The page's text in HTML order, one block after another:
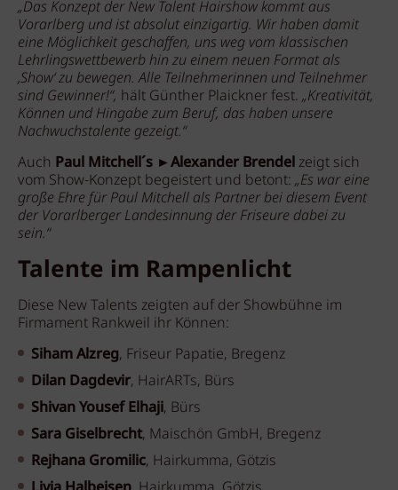
„Das Konzept der New Talent Hairshow kommt aus
Vorarlberg und ist absolut einzigartig. Wir haben damit
eine Möglichkeit geschaffen, uns weg vom klassischen
Lehrlingswettbewerb hin zu einem neuen Format als
‚Show‘ zu bewegen. Alle Teilnehmerinnen und Teilnehmer
sind Gewinner!“, hält Günther Plaickner fest.„Kreativität,
Können und Hingabe zum Beruf, das haben unsere
Nachwuchstalente gezeigt.“
Auch Paul Mitchell´s ►Alexander Brendel zeigt sich
vom Show-Konzept begeistert und betont:„Es war eine
große Ehre für Paul Mitchell als Partner bei diesem Event
der Vorarlberger Landesinnung der Friseure dabei zu
sein.“
Talente im Rampenlicht
Diese New Talents zeigten auf der Showbühne im
Firmament Rankweil ihr Können:
Siham Alzreg, Friseur Papatie, Bregenz
Dilan Dagdevir, HairARTs, Bürs
Shivan Yousef Elhaji, Bürs
Sara Giselbrecht, Maischön GmbH, Bregenz
Rejhana Gromilic, Hairkumma, Götzis